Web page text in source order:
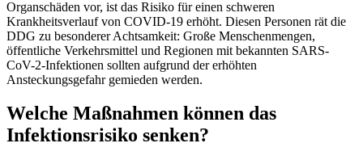
Organschäden vor, ist das Risiko für einen schweren
Krankheitsverlauf von COVID-19 erhöht. Diesen Personen rät die
DDG zu besonderer Achtsamkeit: Große Menschenmengen,
öffentliche Verkehrsmittel und Regionen mit bekannten SARS-
CoV-2-Infektionen sollten aufgrund der erhöhten
Ansteckungsgefahr gemieden werden.
Welche Maßnahmen können das
Infektionsrisiko senken?